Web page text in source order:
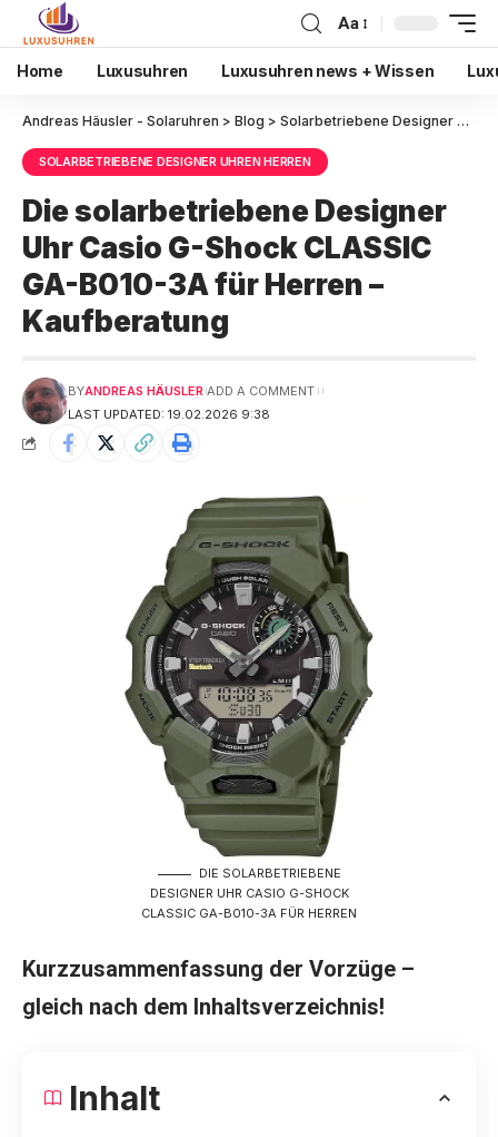
Aa
Home Luxusuhren Luxusuhren news + Wissen
Andreas Häusler - Solaruhren > Blog > Solarbetriebene Designer Uhren Herren
SOLARBETRIEBENE DESIGNER UHREN HERREN
Die solarbetriebene Designer
Uhr Casio G-Shock CLASSIC
GA-B010-3A für Herren –
Kaufberatung
LAST UPDATED: 19.02.2026 9:38
BYANDREAS HÄUSLER ADD A COMMENT
DIE SOLARBETRIEBENE
DESIGNER UHR CASIO G-SHOCK
CLASSIC GA-B010-3A FÜR HERREN
Kurzzusammenfassung der Vorzüge –
gleich nach dem Inhaltsverzeichnis!
Inhalt